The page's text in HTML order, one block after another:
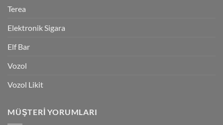
Terea
Elektronik Sigara
Elf Bar
Vozol
Vozol Likit
MÜŞTERI YORUMLARI